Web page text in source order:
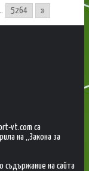
5264 »
vt.com са
на „Закона за
съдържание на сайта